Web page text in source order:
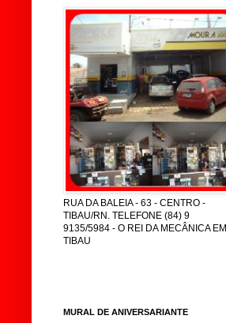
RUA DA BALEIA - 63 - CENTRO -
TIBAU/RN. TELEFONE (84) 9
9135/5984 - O REI DA MECÂNICA EM
TIBAU
MURAL DE ANIVERSARIANTE